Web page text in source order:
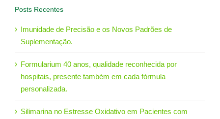
Posts Recentes
Imunidade de Precisão e os Novos Padrões de
Suplementação.
Formularium 40 anos, qualidade reconhecida por
hospitais, presente também em cada fórmula
personalizada.
Silimarina no Estresse Oxidativo em Pacientes com